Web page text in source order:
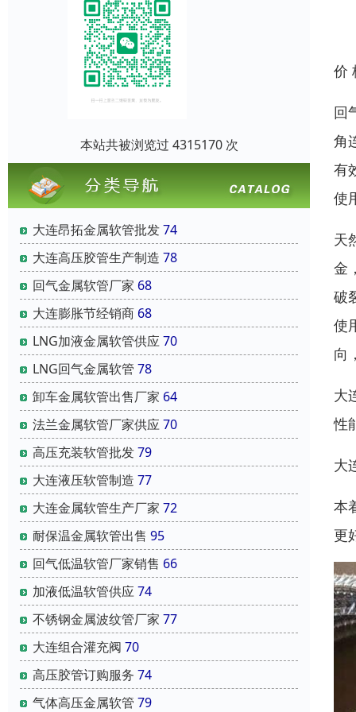
本站共被浏览过 4315170 次
大连昂拓金属软管批发74
大连高压胶管生产制造 78
回气金属软管厂家 68
大连膨胀节经销商 68
LNG加液金属软管供应70
LNG回气金属软管 78
卸车金属软管出售厂家 64
法兰金属软管厂家供应70
高压充装软管批发79
大连液压软管制造 77
大连金属软管生产厂家 72
耐保温金属软管出售 95
回气低温软管厂家销售 66
加液低温软管供应74
不锈钢金属波纹管厂家 77
大连组合灌充阀 70
高压胶管订购服务 74
气体高压金属软管 79
价
回
角
有
使
天
金
破
使
向
大
性
大
本
更